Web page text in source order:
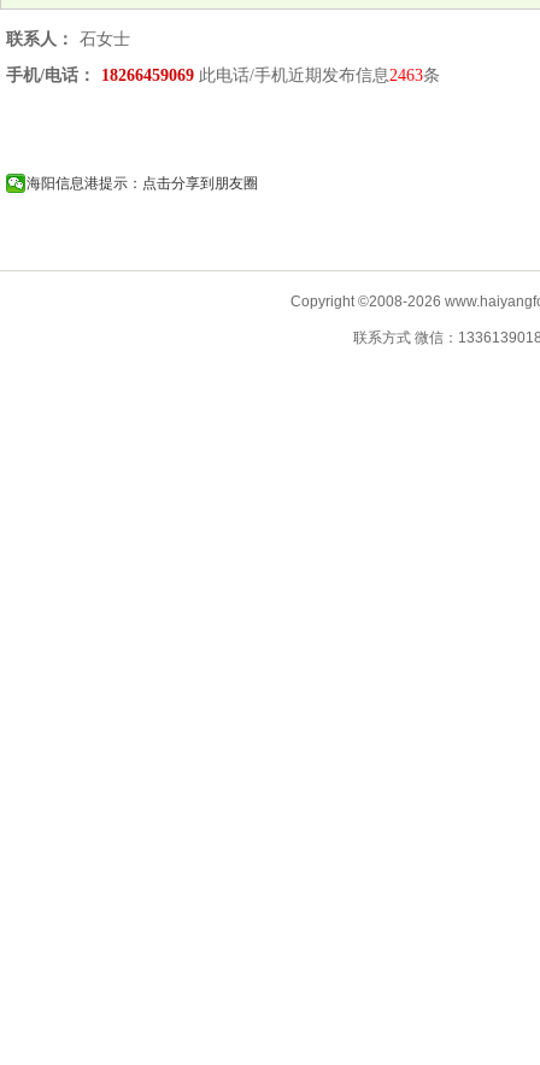
联系人：
石女士
手机/电话：
18266459069 此电话/手机近期发布信息 2463条
海阳信息港提示：点击分享到朋友圈
Copyright ©2008-2026
联系方式 微信：